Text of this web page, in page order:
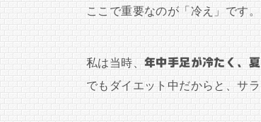
ここで重要なのが「冷え」です。
私は当時、 年中手足が冷たく、
でもダイエット中だからと、サ